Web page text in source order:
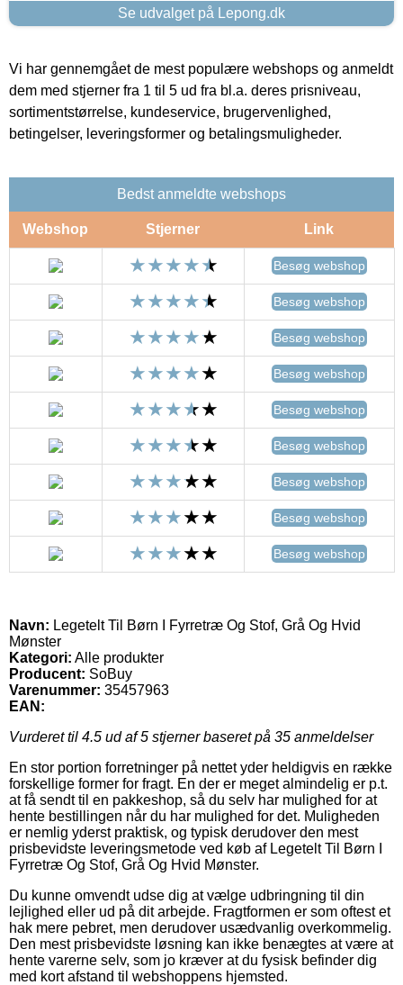
Se udvalget på Lepong.dk
Vi har gennemgået de mest populære webshops og anmeldt
dem med stjerner fra 1 til 5 ud fra bl.a. deres prisniveau,
sortimentstørrelse, kundeservice, brugervenlighed,
betingelser, leveringsformer og betalingsmuligheder.
Bedst anmeldte webshops
Webshop Stjerner Link
Besøg webshop
Besøg webshop
Besøg webshop
Besøg webshop
Besøg webshop
Besøg webshop
Besøg webshop
Besøg webshop
Besøg webshop
Navn: Legetelt Til Børn I Fyrretræ Og Stof, Grå Og Hvid
Mønster
Kategori: Alle produkter
Producent: SoBuy
Varenummer: 35457963
EAN:
Vurderet til 4.5 ud af 5 stjerner baseret på 35 anmeldelser
En stor portion forretninger på nettet yder heldigvis en række
forskellige former for fragt. En der er meget almindelig er p.t.
at få sendt til en pakkeshop, så du selv har mulighed for at
hente bestillingen når du har mulighed for det. Muligheden
er nemlig yderst praktisk, og typisk derudover den mest
prisbevidste leveringsmetode ved køb af Legetelt Til Børn I
Fyrretræ Og Stof, Grå Og Hvid Mønster.
Du kunne omvendt udse dig at vælge udbringning til din
lejlighed eller ud på dit arbejde. Fragtformen er som oftest et
hak mere pebret, men derudover usædvanlig overkommelig.
Den mest prisbevidste løsning kan ikke benægtes at være at
hente varerne selv, som jo kræver at du fysisk befinder dig
med kort afstand til webshoppens hjemsted.